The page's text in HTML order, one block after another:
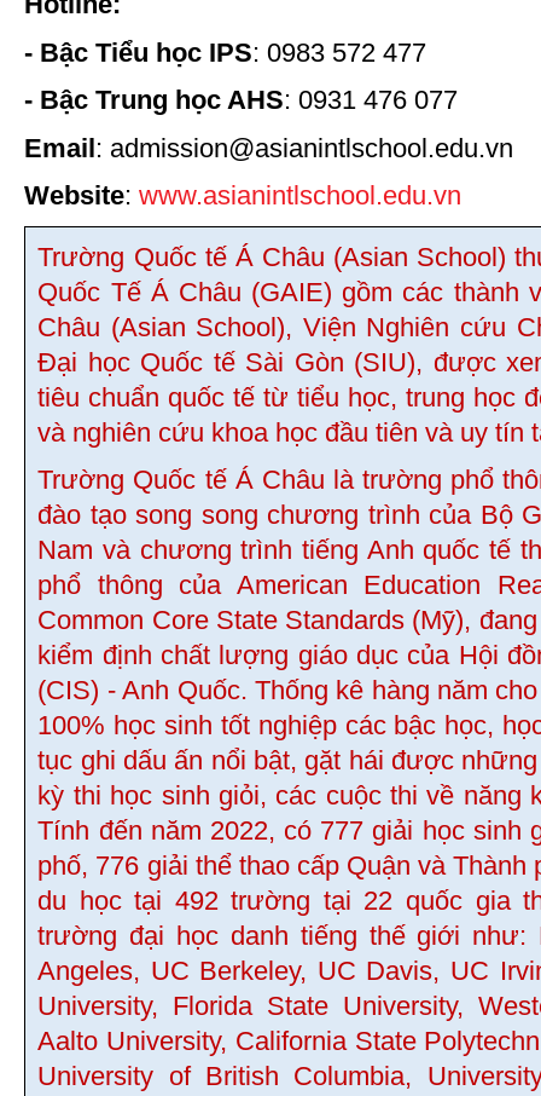
- Bậc Tiểu học IPS: 0983 572 477
- Bậc Trung học AHS: 0931 476 077
Email : admission@asianintlschool.edu.vn
Website: www.asianintlschool.edu.vn
Trường Quốc tế Á Châu (Asian School)
Quốc Tế Á Châu (GAIE) gồm các thành
Châu (Asian School), Viện Nghiên cứu
Đại học Quốc tế Sài Gòn (SIU), được
tiêu chuẩn quốc tế từ tiểu học, trung học
và nghiên cứu khoa học đầu tiên và uy tín
Trường Quốc tế Á Châu là trường phổ
đào tạo song song chương trình của Bộ
Nam và chương trình tiếng Anh quốc tế
phổ thông của American Education
Common Core State Standards (Mỹ),
kiểm định chất lượng giáo dục của Hội
(CIS) - Anh Quốc. Thống kê hàng năm
100% học sinh tốt nghiệp các bậc học,
tục ghi dấu ấn nổi bật, gặt hái được
kỳ thi học sinh giỏi, các cuộc thi về năng
Tính đến năm 2022, có 777 giải học sinh
phố, 776 giải thể thao cấp Quận và Thành
du học tại 492 trường tại 22 quốc gia
trường đại học danh tiếng thế giới như:
Angeles, UC Berkeley, UC Davis, UC
University, Florida State University,
Aalto University, California State
University of British Columbia,